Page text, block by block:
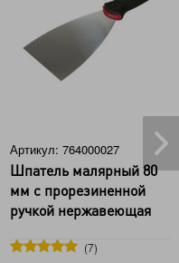
Артикул: 764000027
Шпатель малярный 80
мм с прорезиненной
ручкой нержавеющая
7